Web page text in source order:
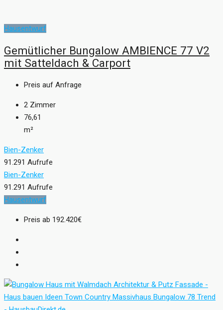
Hausentwurf
Gemütlicher Bungalow AMBIENCE 77 V2
mit Satteldach & Carport
Preis auf Anfrage
2 Zimmer
76,61
m²
Bien-Zenker
91.291 Aufrufe
Bien-Zenker
91.291 Aufrufe
Hausentwurf
Preis ab 192.420€